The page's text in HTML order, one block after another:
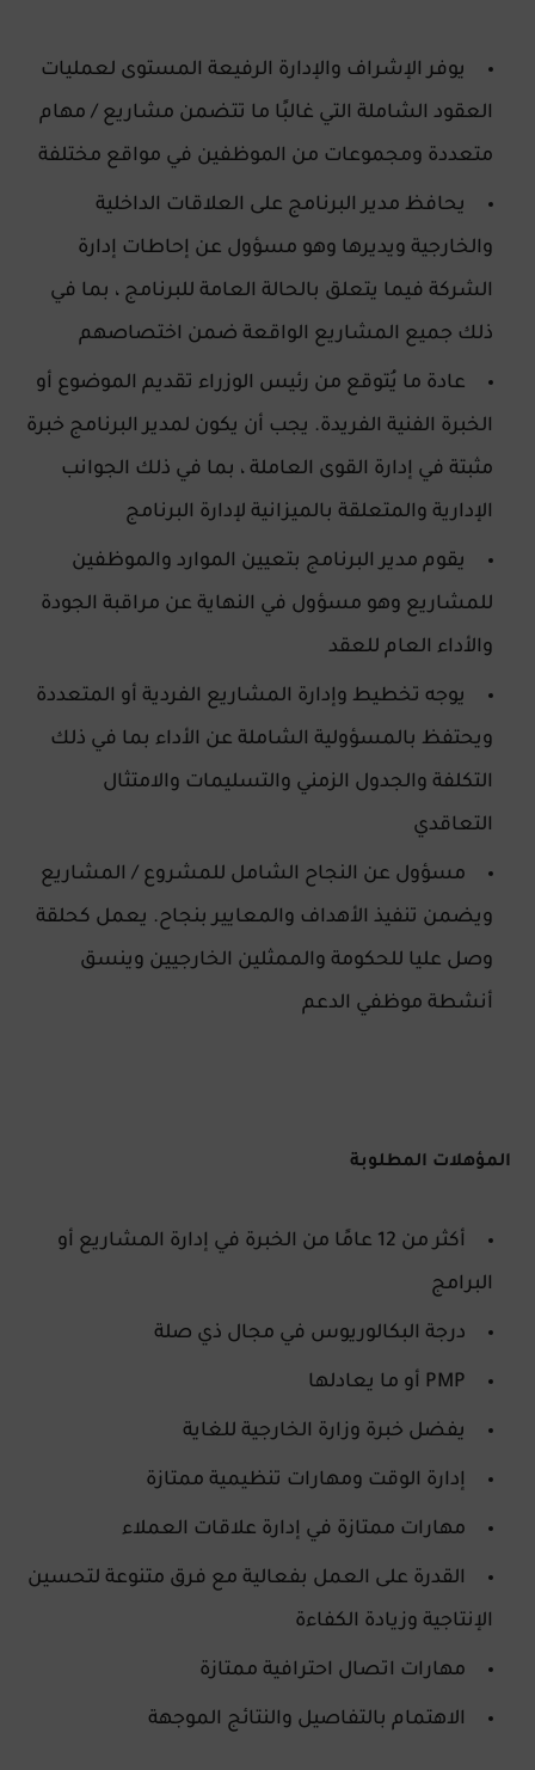
يوفر الإشراف والإدارة الرفيعة المستوى لعمليات
العقود الشاملة التي غالبًا ما تتضمن مشاريع / مهام
متعددة ومجموعات من الموظفين في مواقع مختلفة
يحافظ مدير البرنامج على العلاقات الداخلية
والخارجية ويديرها وهو مسؤول عن إحاطات إدارة
الشركة فيما يتعلق بالحالة العامة للبرنامج ، بما في
ذلك جميع المشاريع الواقعة ضمن اختصاصهم
عادة ما يُتوقع من رئيس الوزراء تقديم الموضوع أو
الخبرة الفنية الفريدة. يجب أن يكون لمدير البرنامج خبرة
مثبتة في إدارة القوى العاملة ، بما في ذلك الجوانب
الإدارية والمتعلقة بالميزانية لإدارة البرنامج
يقوم مدير البرنامج بتعيين الموارد والموظفين
للمشاريع وهو مسؤول في النهاية عن مراقبة الجودة
والأداء العام للعقد
يوجه تخطيط وإدارة المشاريع الفردية أو المتعددة
ويحتفظ بالمسؤولية الشاملة عن الأداء بما في ذلك
التكلفة والجدول الزمني والتسليمات والامتثال
التعاقدي
مسؤول عن النجاح الشامل للمشروع / المشاريع
ويضمن تنفيذ الأهداف والمعايير بنجاح. يعمل كحلقة
وصل عليا للحكومة والممثلين الخارجيين وينسق
أنشطة موظفي الدعم
المؤهلات المطلوبة
أكثر من 12 عامًا من الخبرة في إدارة المشاريع أو
البرامج
درجة البكالوريوس في مجال ذي صلة
PMP أو ما يعادلها
يفضل خبرة وزارة الخارجية للغاية
إدارة الوقت ومهارات تنظيمية ممتازة
مهارات ممتازة في إدارة علاقات العملاء
القدرة على العمل بفعالية مع فرق متنوعة لتحسين
الإنتاجية وزيادة الكفاءة
مهارات اتصال احترافية ممتازة
الاهتمام بالتفاصيل والنتائج الموجهة